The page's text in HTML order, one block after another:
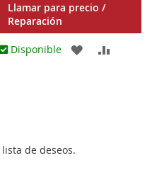
Llamar para precio /
Reparación
Disponible
AGREGAR
de deseos.